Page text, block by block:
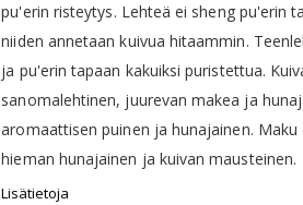
pu'erin risteytys. Lehteä ei sheng pu'erin
niiden annetaan kuivua hitaammin.
ja pu'erin tapaan kakuiksi puristettua.
sanomalehtinen, juurevan makea ja
aromaattisen puinen ja hunajainen.
hieman hunajainen ja kuivan mausteinen.
Lisätietoja